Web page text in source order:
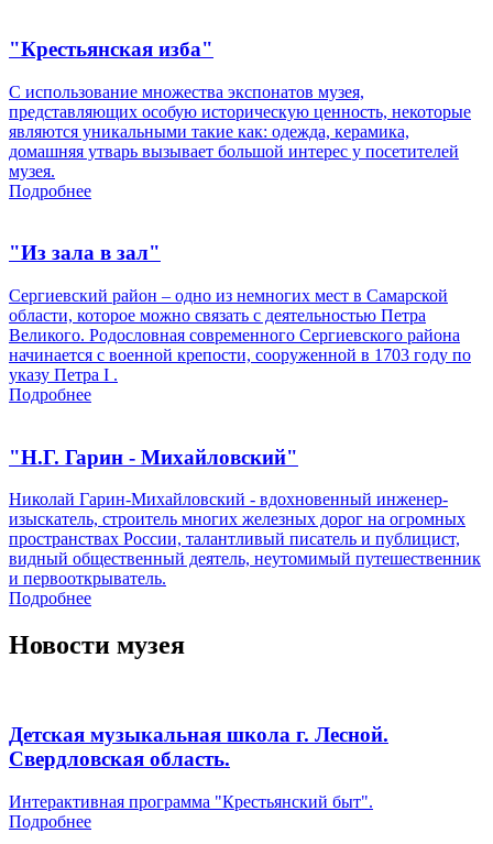
"Крестьянская изба"
С использование множества экспонатов музея,
представляющих особую историческую ценность, некоторые
являются уникальными такие как: одежда, керамика,
домашняя утварь вызывает большой интерес у посетителей
музея.
Подробнее
"Из зала в зал"
Сергиевский район – одно из немногих мест в Самарской
области, которое можно связать с деятельностью Петра
Великого. Родословная современного Сергиевского района
начинается с военной крепости, сооруженной в 1703 году по
указу Петра I .
Подробнее
"Н.Г. Гарин - Михайловский"
Николай Гарин-Михайловский - вдохновенный инженер-
изыскатель, строитель многих железных дорог на огромных
пространствах России, талантливый писатель и публицист,
видный общественный деятель, неутомимый путешественник
и первооткрыватель.
Подробнее
Новости музея
Детская музыкальная школа г. Лесной.
Свердловская область.
Интерактивная программа "Крестьянский быт".
Подробнее